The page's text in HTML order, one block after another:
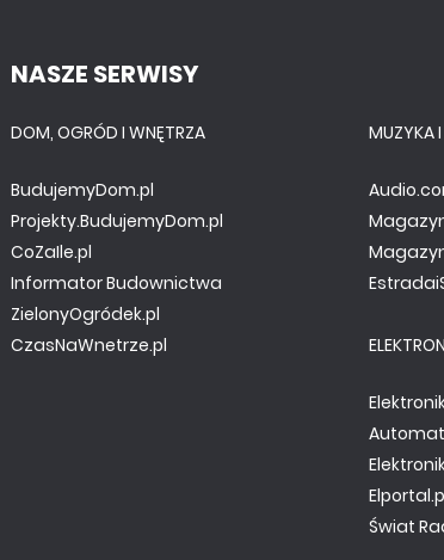
NASZE SERWISY
DOM, OGRÓD I WNĘTRZA
BudujemyDom.pl
Projekty.BudujemyDom.pl
CoZaIle.pl
Informator Budownictwa
ZielonyOgródek.pl
CzasNaWnetrze.pl
MUZYKA
Świat